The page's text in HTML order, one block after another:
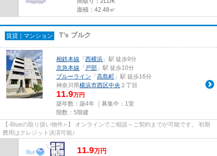
面積：42.48㎡
賃貸｜マンション T's ブルク
相鉄本線 「 西横浜 」駅 徒歩9分
京急本線 「 戸部 」駅 徒歩10分
ブルーライン 「 高島町 」駅 徒歩16分
神奈川県横浜市西区中央 ２丁目
11.9万円
築年数：築4年 ｜募集中： 1室
階数：5階建
【-Blueの取り扱い物件♪-】 オンラインでご相談～ご契約までが可能です。 初期
費用はクレジット決済可能♪
11.9万円